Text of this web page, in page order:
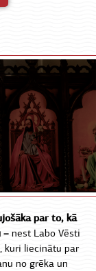
par to, kā
– nest Labo Vēsti
kuri liecinātu par
no grēka un